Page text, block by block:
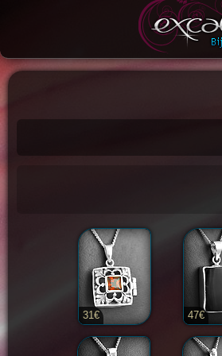
31€ 47€